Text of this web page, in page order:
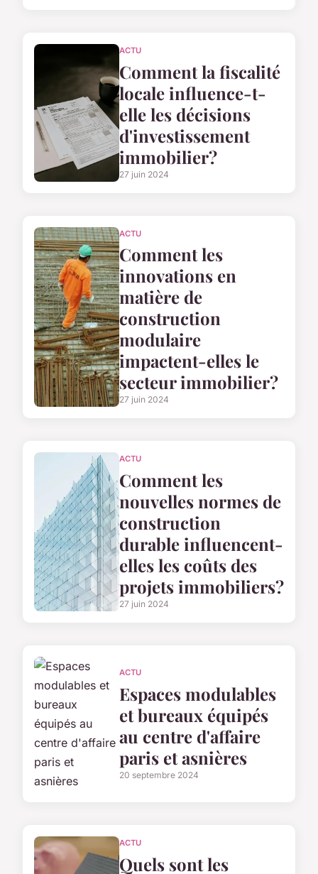
ACTU
Comment la fiscalité
locale influence-t-
elle les décisions
d'investissement
immobilier?
27 juin 2024
ACTU
Comment les
innovations en
matière de
construction
modulaire
impactent-elles le
secteur immobilier?
27 juin 2024
ACTU
Comment les
nouvelles normes de
construction
durable influencent-
elles les coûts des
projets immobiliers?
27 juin 2024
ACTU
Espaces modulables
et bureaux équipés
au centre d'affaire
paris et asnières
20 septembre 2024
ACTU
Quels sont les